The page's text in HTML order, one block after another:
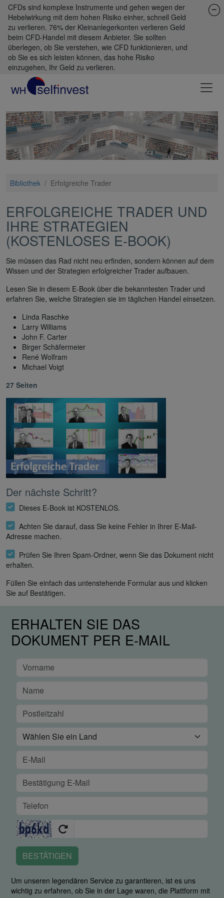
CFDs sind komplexe Instrumente und gehen wegen der
Hebelwirkung mit dem hohen Risiko einher, schnell Geld
zu verlieren. 76% der Kleinanlegerkonten verlieren Geld
beim CFD-Handel mit diesem Anbieter. Sie sollten
überlegen, ob Sie verstehen, wie CFD funktionieren, und
ob Sie es sich leisten können, das hohe Risiko
einzugehen, Ihr Geld zu verlieren.
Bibliothek / Erfolgreiche Trader
ERFOLGREICHE TRADER UND
IHRE STRATEGIEN
(KOSTENLOSES E-BOOK)
Sie müssen das Rad nicht neu erfinden, sondern können auf dem
Wissen und der Strategien erfolgreicher Trader aufbauen.
Lesen Sie in diesem E-Book über die bekanntesten Trader und
erfahren Sie, welche Strategien sie im täglichen Handel einsetzen.
Linda Raschke
Larry Williams
John F. Carter
Birger Schäfermeier
René Wolfram
Michael Voigt
27 Seiten
Der nächste Schritt?
Dieses E-Book ist KOSTENLOS.
Achten Sie darauf, dass Sie keine Fehler in Ihrer E-Mail-
Adresse machen.
Prüfen Sie Ihren Spam-Ordner, wenn Sie das Dokument nicht
erhalten.
Füllen Sie einfach das untenstehende Formular aus und klicken
Sie auf Bestätigen.
ERHALTEN SIE DAS
DOKUMENT PER E-MAIL
BESTÄTIGEN
Um unseren legendären Service zu garantieren, ist es uns
wichtig zu erfahren, ob Sie in der Lage waren, die Plattform mit